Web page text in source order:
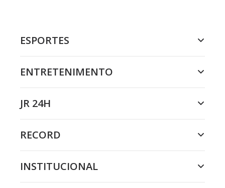
ESPORTES
ENTRETENIMENTO
JR 24H
RECORD
INSTITUCIONAL